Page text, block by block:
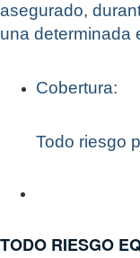
asegurado,
una determinada
Cobertura:
Todo riesgo
TODO RIESGO